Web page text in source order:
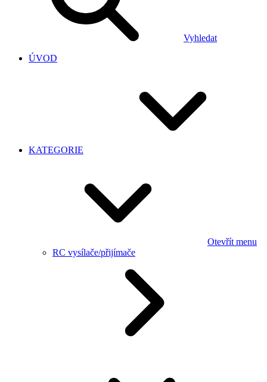
Vyhledat
ÚVOD
KATEGORIE
Otevřít menu
RC vysílače/přijímače